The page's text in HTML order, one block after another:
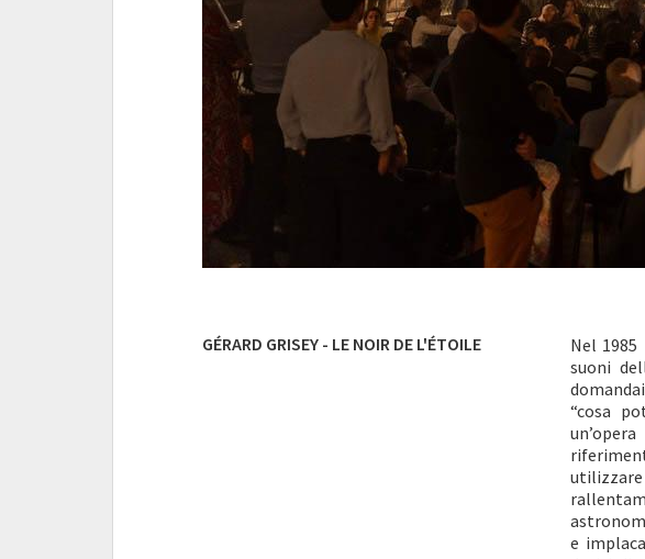
GÉRARD GRISEY - LE NOIR DE L'ÉTOILE
Nel
suoni
“cosa
e